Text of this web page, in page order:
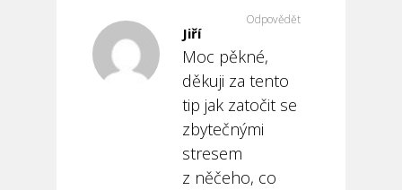
Jiří
Moc pěkné,
děkuji za tento
tip jak zatočit se
zbytečnými
stresem
z něčeho, co
Odpovědět